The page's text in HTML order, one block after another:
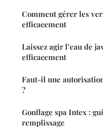
Comment gérer les
efficacement
Laissez agir l’eau de
efficacement
Faut-il une
?
Gonflage spa Intex :
remplissage